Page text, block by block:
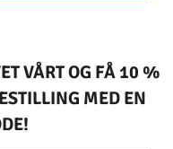
VÅRT OG FÅ 10 %
MED EN